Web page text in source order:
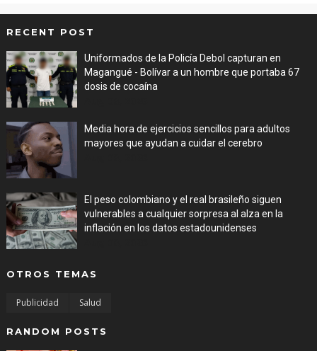
RECENT POST
Uniformados de la Policía Debol capturan en
Magangué - Bolívar a un hombre que portaba 67
dosis de cocaína
Media hora de ejercicios sencillos para adultos
mayores que ayudan a cuidar el cerebro
El peso colombiano y el real brasileño siguen
vulnerables a cualquier sorpresa al alza en la
inflación en los datos estadounidenses
OTROS TEMAS
Publicidad Salud
RANDOM POSTS